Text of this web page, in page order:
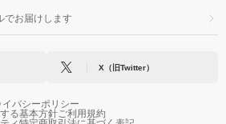
でお届けします
X（旧Twitter）
バシーポリシー
る基本方針ご利用規約